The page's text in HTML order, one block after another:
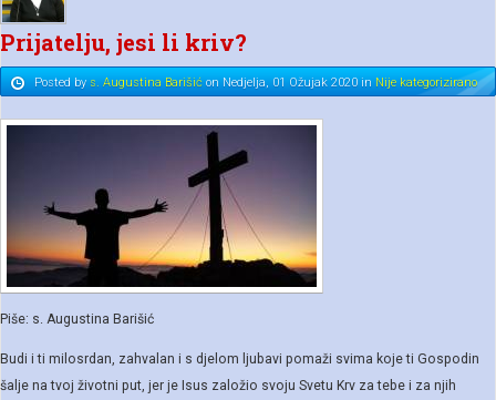
Prijatelju, jesi li kriv?
Posted bys. Augustina Barišić on Nedjelja, 01 Ožujak 2020 in Nije kategorizirano
Piše: s. Augustina Barišić
Budi i ti milosrdan, zahvalan i s djelom ljubavi pomaži svima koje ti Gospodin
šalje na tvoj životni put, jer je Isus založio svoju Svetu Krv za tebe i za njih